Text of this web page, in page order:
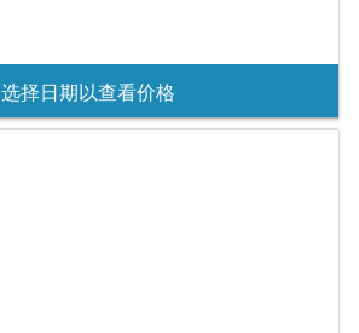
选择日期以查看价格